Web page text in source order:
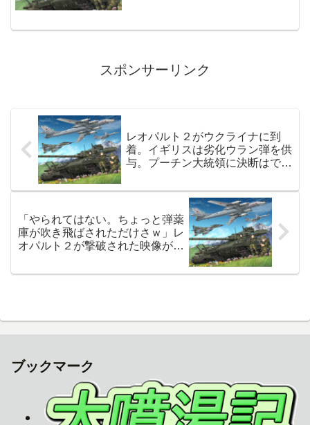
スポンサーリンク
レオパルト２がウクライナに到
着。イギリスは劣化ウラン弾を供
与。プーチン大統領に決断はでき
「やられてはない。ちょっと弾薬
庫が吹き飛ばされただけさｗ」レ
オパルト２が撃破された映像が拡
ブックマーク